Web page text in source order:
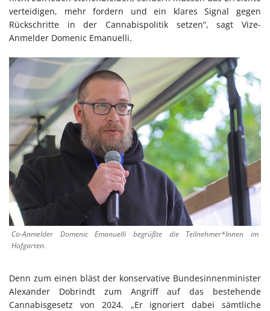
verteidigen, mehr fordern und ein klares Signal gegen
Rückschritte in der Cannabispolitik setzen“, sagt Vize-
Anmelder Domenic Emanuelli.
Co-Anmelder Domenic Emanuelli begrüßte die Teilnehmer*Innen im
Hofgarten.
Denn zum einen bläst der konservative Bundesinnenminister
Alexander Dobrindt zum Angriff auf das bestehende
Cannabisgesetz von 2024. „Er ignoriert dabei sämtliche